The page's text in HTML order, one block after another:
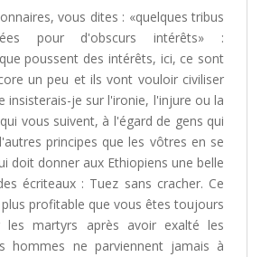
vous dites : «quelques tribus
pour d'obscurs intérêts» :
poussent des intérêts, ici, ce sont
un peu et ils vont vouloir civiliser
insisterais-je sur l'ironie, l'injure ou la
vous suivent, à l'égard de gens qui
principes que les vôtres en se
doit donner aux Ethiopiens une belle
écriteaux : Tuez sans cracher. Ce
profitable que vous êtes toujours
les martyrs après avoir exalté les
hommes ne parviennent jamais à